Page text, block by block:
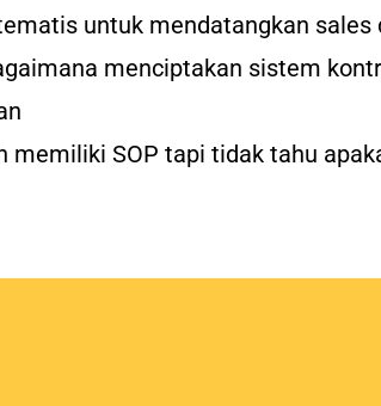
untuk mendatangkan sales
menciptakan sistem
memiliki SOP tapi tidak tahu